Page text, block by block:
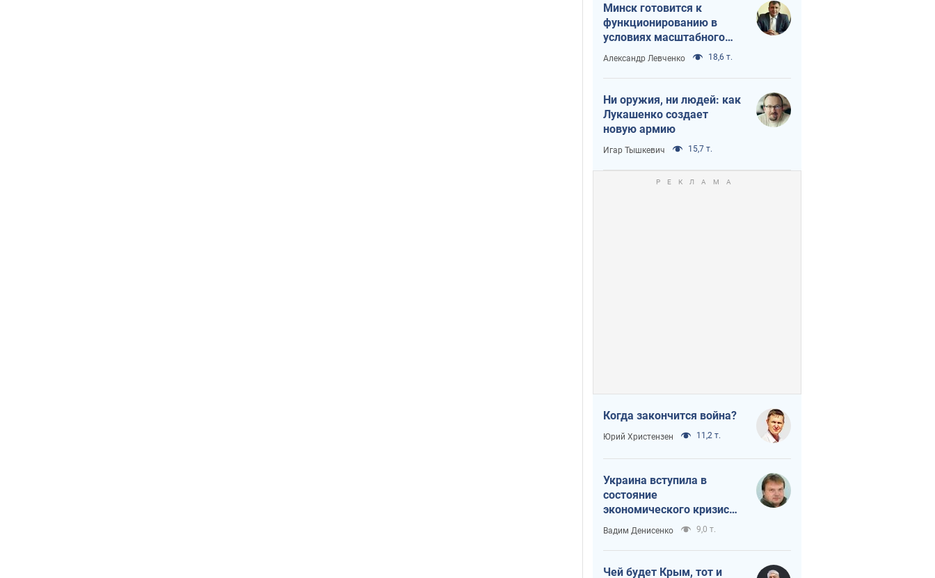
Минск готовится к
функционированию в
условиях масштабного
военного кризиса
Александр Левченко 18,6 т.
Ни оружия, ни людей: как
Лукашенко создает
новую армию
Игар Тышкевич 15,7 т.
Когда закончится война?
Юрий Христензен 11,2 т.
Украина вступила в
состояние
экономического кризиса.
Есть ли свет в конце
туннеля?
Вадим Денисенко 9,0 т.
Чей будет Крым, тот и